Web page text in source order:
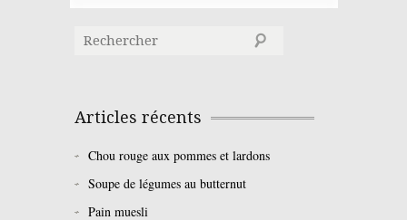
Articles récents
Chou rouge aux pommes et lardons
Soupe de légumes au butternut
Pain muesli